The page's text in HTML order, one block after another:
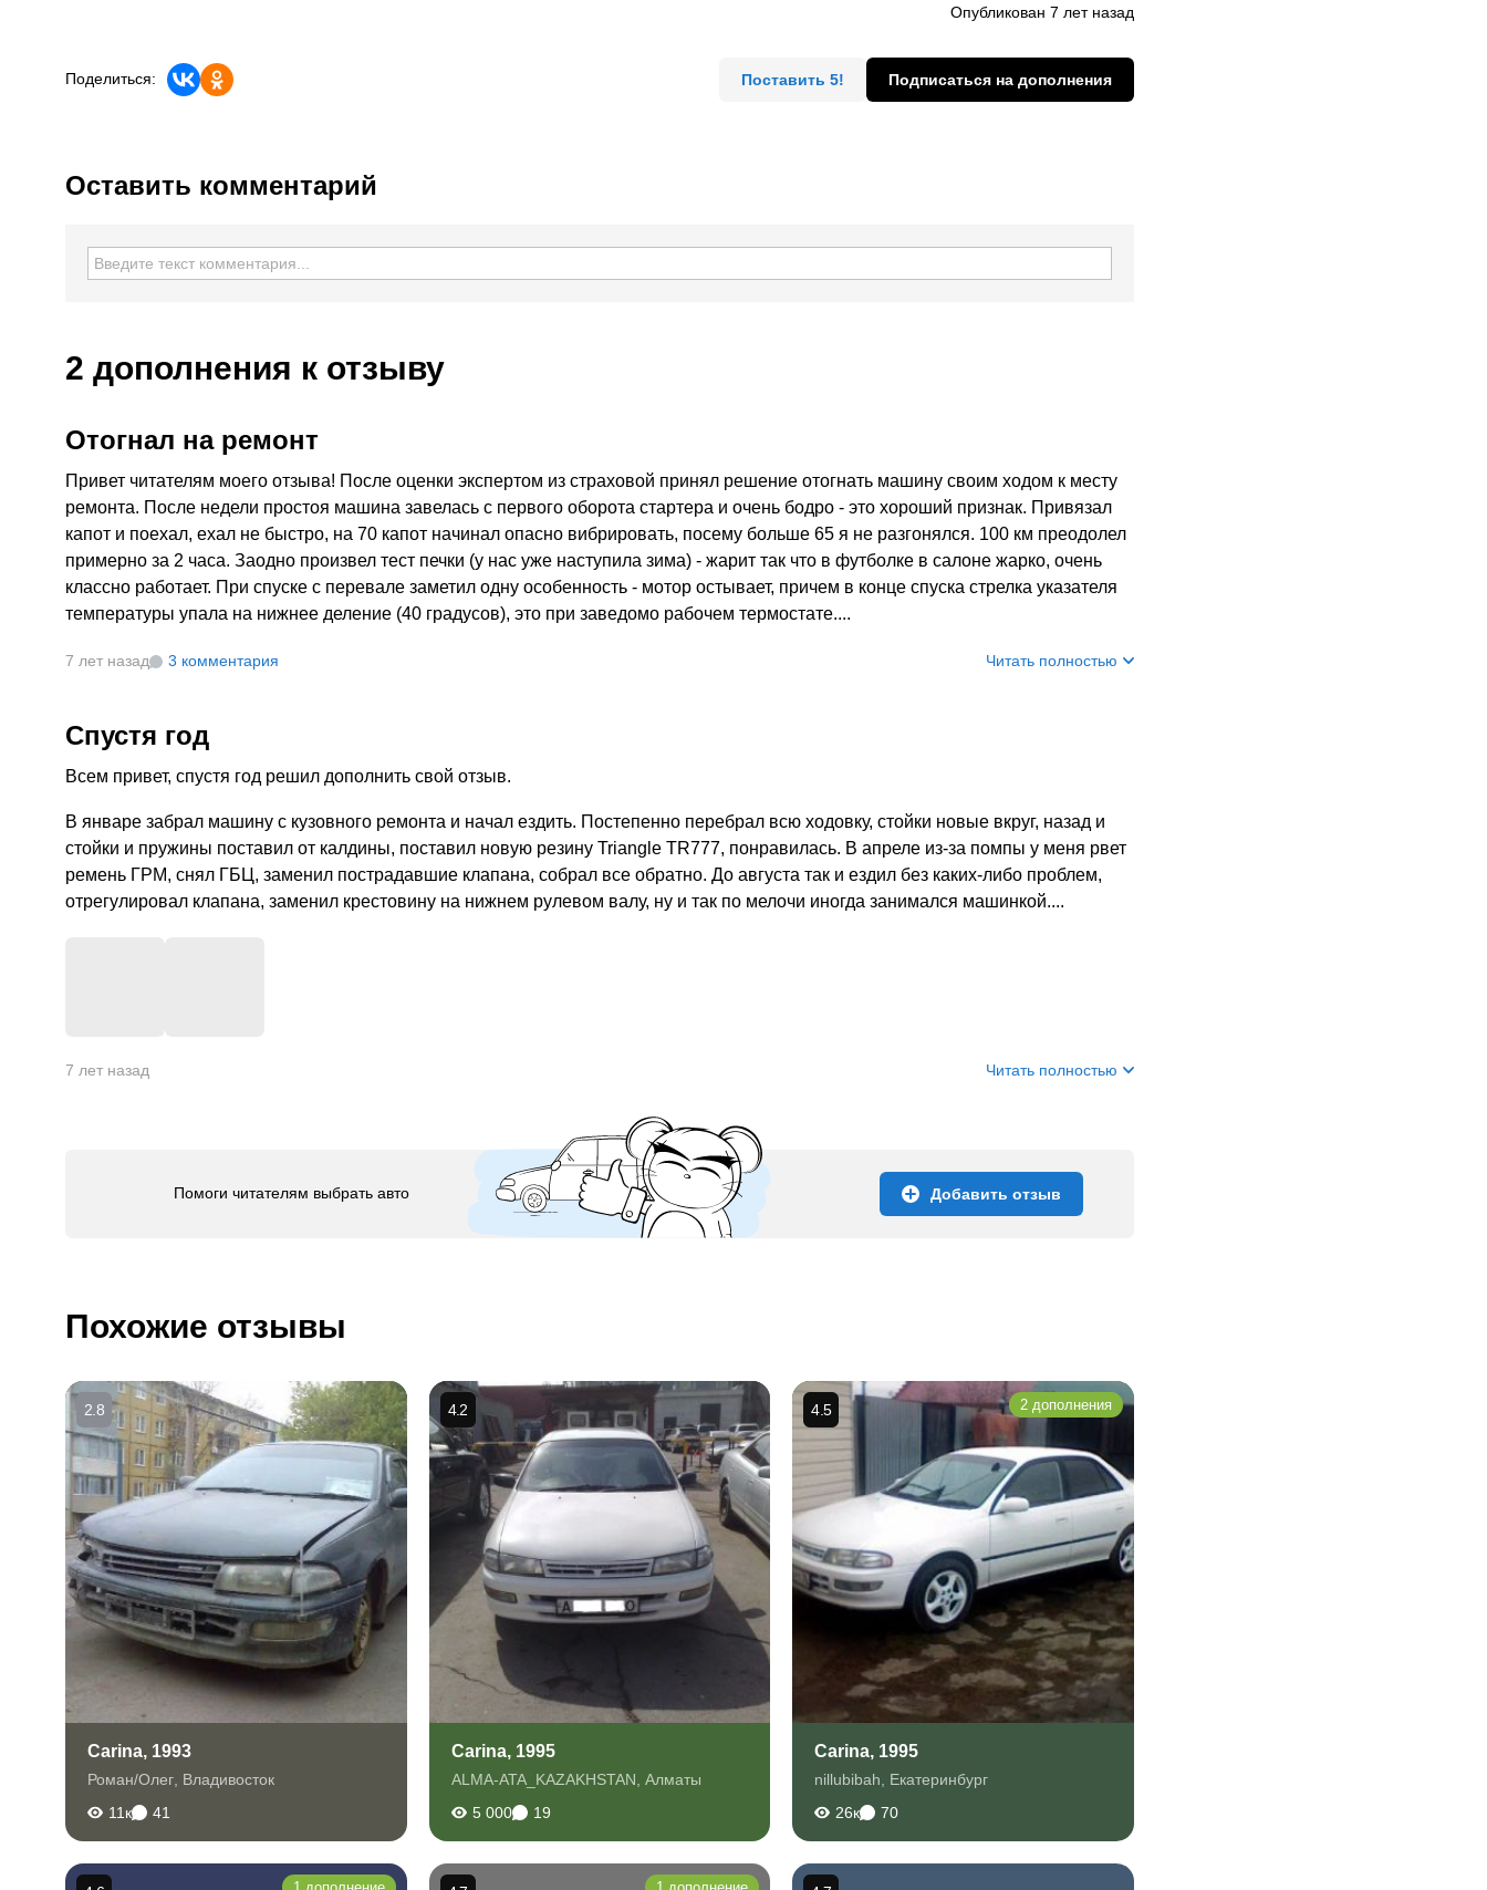
Опубликован 7 лет назад
Поделиться: Поставить 5! Подписаться на дополнения
Оставить комментарий
2 дополнения к отзыву
Отогнал на ремонт
Привет читателям моего отзыва! После оценки экспертом из страховой принял решение отогнать машину своим ходом к месту
ремонта. После недели простоя машина завелась с первого оборота стартера и очень бодро - это хороший признак. Привязал
капот и поехал, ехал не быстро, на 70 капот начинал опасно вибрировать, посему больше 65 я не разгонялся. 100 км преодолел
примерно за 2 часа. Заодно произвел тест печки (у нас уже наступила зима) - жарит так что в футболке в салоне жарко, очень
классно работает. При спуске с перевале заметил одну особенность - мотор остывает, причем в конце спуска стрелка указателя
температуры упала на нижнее деление (40 градусов), это при заведомо рабочем термостате....
7 лет назад 3 комментария Читать полностью
Спустя год
Всем привет, спустя год решил дополнить свой отзыв.
В январе забрал машину с кузовного ремонта и начал ездить. Постепенно перебрал всю ходовку, стойки новые вкруг, назад и
стойки и пружины поставил от калдины, поставил новую резину Triangle TR777, понравилась. В апреле из-за помпы у меня рвет
ремень ГРМ, снял ГБЦ, заменил пострадавшие клапана, собрал все обратно. До августа так и ездил без каких-либо проблем,
отрегулировал клапана, заменил крестовину на нижнем рулевом валу, ну и так по мелочи иногда занимался машинкой....
7 лет назад Читать полностью
Помоги читателям выбрать авто Добавить отзыв
Похожие отзывы
Carina, 1993
Роман/Олег Владивосток
11к
41
2.8
Carina, 1995
ALMA-ATA_KAZAKHSTAN Алматы
5 000
19
4.2
Carina, 1995
nillubibah
Екатеринбург
26к
70
4.5 2 дополнения